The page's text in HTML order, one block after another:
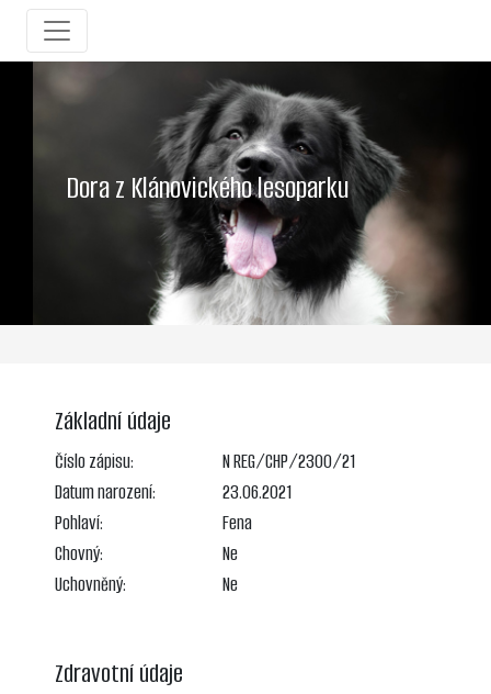
Dora z Klánovického lesoparku
Základní údaje
Číslo zápisu:
N REG/CHP/2300/21
Datum narození:
23.06.2021
Pohlaví:
Fena
Chovný:
Ne
Uchovněný:
Ne
Zdravotní údaje